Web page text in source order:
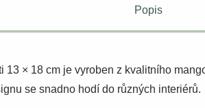
Popis
13 × 18 cm je vyroben z kvalitního
se snadno hodí do různých interiérů.